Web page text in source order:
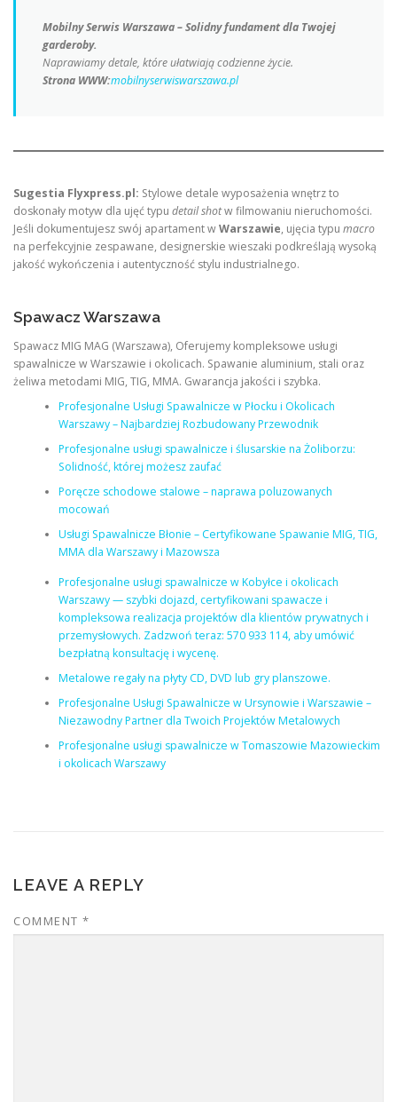
Mobilny Serwis Warszawa – Solidny fundament dla Twojej
garderoby.
Naprawiamy detale, które ułatwiają codzienne życie.
Strona WWW:mobilnyserwiswarszawa.pl
Sugestia Flyxpress.pl: Stylowe detale wyposażenia wnętrz to
doskonały motyw dla ujęć typu detail shotw filmowaniu nieruchomości.
Jeśli dokumentujesz swój apartament wWarszawie, ujęcia typu macro
na perfekcyjnie zespawane, designerskie wieszaki podkreślają wysoką
jakość wykończenia i autentyczność stylu industrialnego.
Spawacz Warszawa
Spawacz MIG MAG (Warszawa), Oferujemy kompleksowe usługi
spawalnicze w Warszawie i okolicach. Spawanie aluminium, stali oraz
żeliwa metodami MIG, TIG, MMA. Gwarancja jakości i szybka.
Profesjonalne Usługi Spawalnicze w Płocku i Okolicach
Warszawy – Najbardziej Rozbudowany Przewodnik
Profesjonalne usługi spawalnicze i ślusarskie na Żoliborzu:
Solidność, której możesz zaufać
Poręcze schodowe stalowe – naprawa poluzowanych
mocowań
Usługi Spawalnicze Błonie – Certyfikowane Spawanie MIG, TIG,
MMA dla Warszawy i Mazowsza
Profesjonalne usługi spawalnicze w Kobyłce i okolicach
Warszawy — szybki dojazd, certyfikowani spawacze i
kompleksowa realizacja projektów dla klientów prywatnych i
przemysłowych. Zadzwoń teraz: 570 933 114, aby umówić
bezpłatną konsultację i wycenę.
Metalowe regały na płyty CD, DVD lub gry planszowe.
Profesjonalne Usługi Spawalnicze w Ursynowie i Warszawie –
Niezawodny Partner dla Twoich Projektów Metalowych
Profesjonalne usługi spawalnicze w Tomaszowie Mazowieckim
i okolicach Warszawy
LEAVE A REPLY
COMMENT *